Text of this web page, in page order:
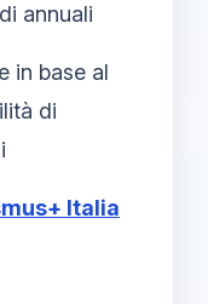
annuali
in base al
di
Italia